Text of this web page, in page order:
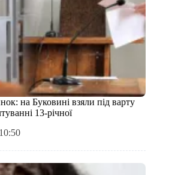
на Буковині взяли під варту
13-річної